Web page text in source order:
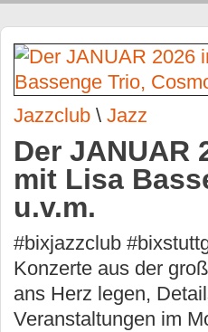
Jazzclub \ Jazz
Der JANUAR
mit Lisa
u.v.m.
#bixjazzclub
Konzerte aus der
ans Herz legen,
Veranstaltungen im